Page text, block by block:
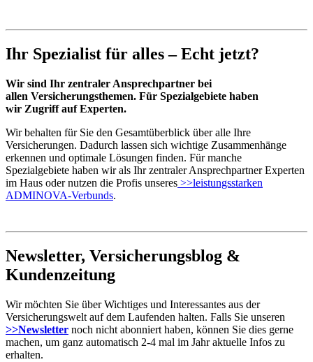
Ihr Spezialist für alles – Echt jetzt?
Wir sind Ihr zentraler Ansprechpartner bei
allen Versicherungsthemen. Für Spezialgebiete haben
wir Zugriff auf Experten.
Wir behalten für Sie den Gesamtüberblick über alle Ihre
Versicherungen. Dadurch lassen sich wichtige Zusammenhänge
erkennen und optimale Lösungen finden. Für manche
Spezialgebiete haben wir als Ihr zentraler Ansprechpartner Experten
im Haus oder nutzen die Profis unseres >>leistungsstarken
ADMINOVA-Verbunds.
Newsletter, Versicherungsblog &
Kundenzeitung
Wir möchten Sie über Wichtiges und Interessantes aus der
Versicherungswelt auf dem Laufenden halten. Falls Sie unseren
>>Newsletter noch nicht abonniert haben, können Sie dies gerne
machen, um ganz automatisch 2-4 mal im Jahr aktuelle Infos zu
erhalten.